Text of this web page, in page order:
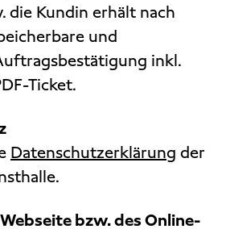
die Kundin erhält nach
und
inkl.
Ticket.
Datenschutzerklärung der
bzw. des Online-